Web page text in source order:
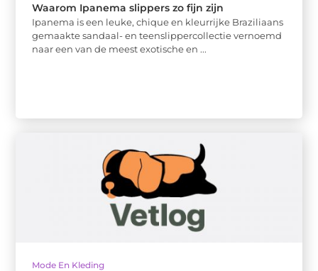
Waarom Ipanema slippers zo fijn zijn
Ipanema is een leuke, chique en kleurrijke Braziliaans
gemaakte sandaal- en teenslippercollectie vernoemd
naar een van de meest exotische en ...
Mode En Kleding